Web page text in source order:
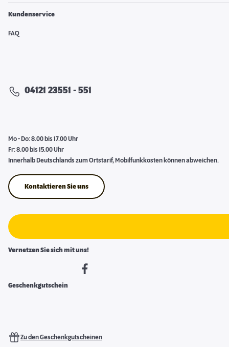
Kundenservice
FAQ
04121 23551 - 551
Mo - Do: 8.00 bis 17.00 Uhr
Fr: 8.00 bis 15.00 Uhr
Innerhalb Deutschlands zum Ortstarif, Mobilfunkkosten können abweichen.
Kontaktieren Sie uns
Vernetzen Sie sich mit uns!
Geschenkgutschein
Zu den Geschenkgutscheinen